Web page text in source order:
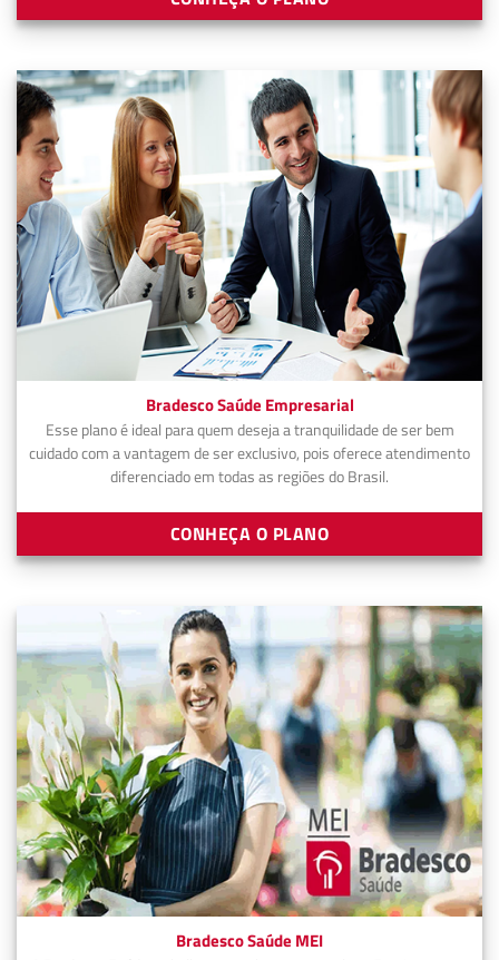
Bradesco Saúde Empresarial
Esse plano é ideal para quem deseja a tranquilidade de ser bem
cuidado com a vantagem de ser exclusivo, pois oferece atendimento
diferenciado em todas as regiões do Brasil.
CONHEÇA O PLANO
Bradesco Saúde MEI